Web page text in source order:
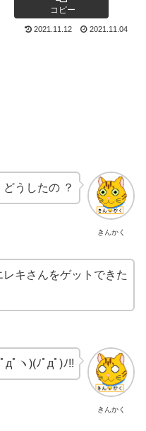
コピー
2021.11.12 2021.11.04
きんかく
うしたの ？
キさんをゲットできた
きんかく
дﾟヽ)(ﾉﾟдﾟ)ﾉ!!